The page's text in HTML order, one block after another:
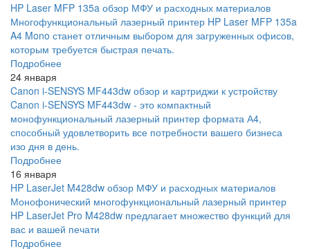
HP Laser MFP 135a обзор МФУ и расходных материалов
Многофункциональный лазерный принтер HP Laser MFP 135a
A4 Mono станет отличным выбором для загруженных офисов,
которым требуется быстрая печать.
Подробнее
24 января
Canon i-SENSYS MF443dw обзор и картриджи к устройству
Canon i-SENSYS MF443dw - это компактный
монофункциональный лазерный принтер формата А4,
способный удовлетворить все потребности вашего бизнеса
изо дня в день.
Подробнее
16 января
HP LaserJet M428dw обзор МФУ и расходных материалов
Монофонический многофункциональный лазерный принтер
HP LaserJet Pro M428dw предлагает множество функций для
вас и вашей печати
Подробнее